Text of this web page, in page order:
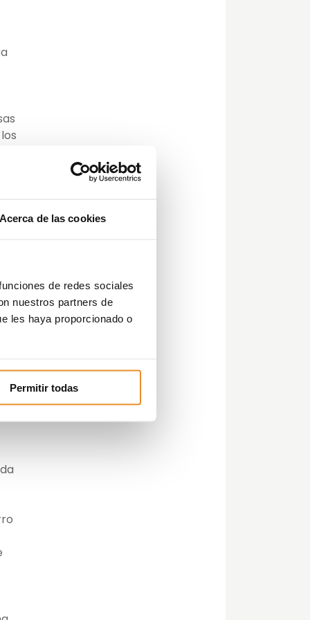
Acerca de las cookies
de redes sociales
nuestros partners de
les haya proporcionado o
Permitir todas